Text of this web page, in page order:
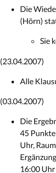
Die
(Hörn)
Sie
(23.04.2007)
Alle
(03.04.2007)
Die
45
Uhr,
16:00